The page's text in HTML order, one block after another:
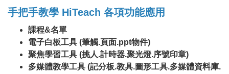
手把手教學 HiTeach 各項功能應用
課程&名單
電子白板工具 (筆觸.頁面.ppt物件)
聚焦學習工具 (挑人.計時器.聚光燈.序號印章)
多媒體教學工具 (記分板.教具.圖形工具.多媒體資料庫.